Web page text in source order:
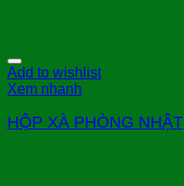
Add to wishlist
Xem nhanh
HỘP XÀ PHÒNG NHẬT